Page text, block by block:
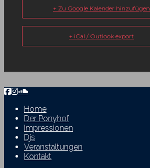
+ Zu Google Kalender hinzufügen
+ iCal / Outlook export
Home
Der Ponyhof
Impressionen
Djs
Veranstaltungen
Kontakt